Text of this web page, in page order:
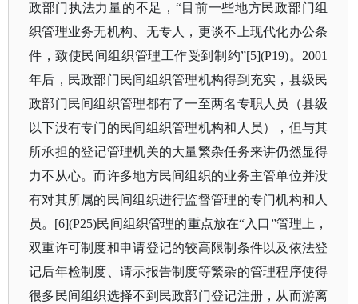
政部门执法力量的不足，“目前一些地方民政部门组
织管理业务无机构、无专人，更谈不上现代化办公条
件，致使民间组织管理工作受到制约”[5](P19)。2001
年后，民政部门民间组织管理机构得到充实，县级民
政部门民间组织管理都有了一至两名专职人员（县级
以下没有专门的民间组织管理机构和人员），但与其
所承担的登记管理机关的大量繁杂任务来讲仍然显得
力不从心。而许多地方民间组织的业务主管单位并没
有对其所属的民间组织进行监督管理的专门机构和人
员。[6](P25)民间组织管理的重点放在“入口”管理上，
双重许可制度和申请登记的较高限制条件以及依法登
记后年检制度、请示报告制度等繁杂的管理程序使得
很多民间组织选择不到民政部门登记注册，从而游离